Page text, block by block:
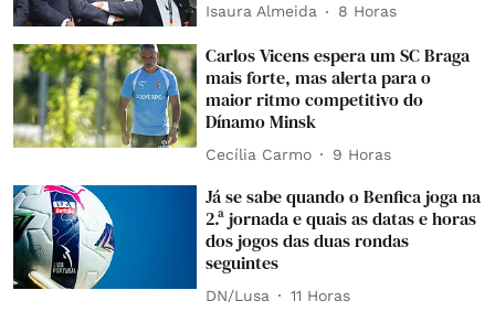
Isaura Almeida 8 Horas
Carlos Vicens espera um SC Braga
mais forte, mas alerta para o
maior ritmo competitivo do
Dínamo Minsk
Cecília Carmo 9 Horas
Já se sabe quando o Benfica joga na
2.ª jornada e quais as datas e horas
dos jogos das duas rondas
seguintes
DN/Lusa 11 Horas